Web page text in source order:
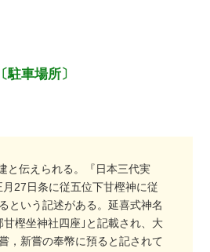
〔駐車場所〕
と伝えられる。『日本三代実
27日条に従五位下甘樫神に従
という記述がある。延喜式神名
樫坐神社四座｣と記載され、大
，新嘗の奉幣に預ると記されて